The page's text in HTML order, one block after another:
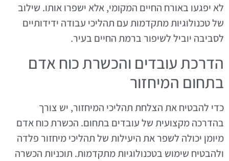
לא יפגעו באורח החיים המקומי, אלא ישפרו אותו. שילוב
של טכנולוגיות מתקדמות עם תהליכי עבודה ידידותיים
לסביבה יוביל לשיפור ברמת החיים בעיר.
הדרכת עובדים והכשרת כוח אדם
בתחום המיחזור
כדי להבטיח את הצלחת תהליכי המיחזור, יש צורך
בהדרכה מקצועית של עובדים בתחום. הכשרת כוח אדם
מיומן יכולה לשפר את היעילות של תהליכי מיחזור פלדה
ולהבטיח שימוש בטכנולוגיות מתקדמות. תוכניות הכשרה